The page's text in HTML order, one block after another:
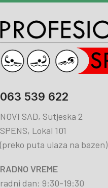
063 539 622
NOVI SAD, Sutjeska 2
SPENS, Lokal 101
(preko puta ulaza na bazen)
RADNO VREME
radni dan: 9:30-19:30